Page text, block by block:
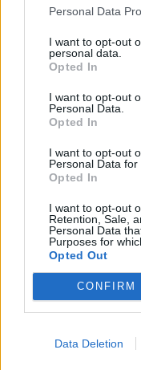
Personal Data
I want to opt-out
personal data.
Opted In
I want to opt-out
Personal Data.
Opted In
I want to opt-out
Personal Data for
Opted In
I want to opt-out
Retention, Sale,
Personal Data
Purposes for
Opted Out
CONFIRM
Data Deletion
difendere
agli uomini di
La prestazione
decisamente
i bianconeri
disporre del
piacimento,
considerando
ha conteso alla
Scudetto.
Al termine del
: davanti
bianconero
annunciato il